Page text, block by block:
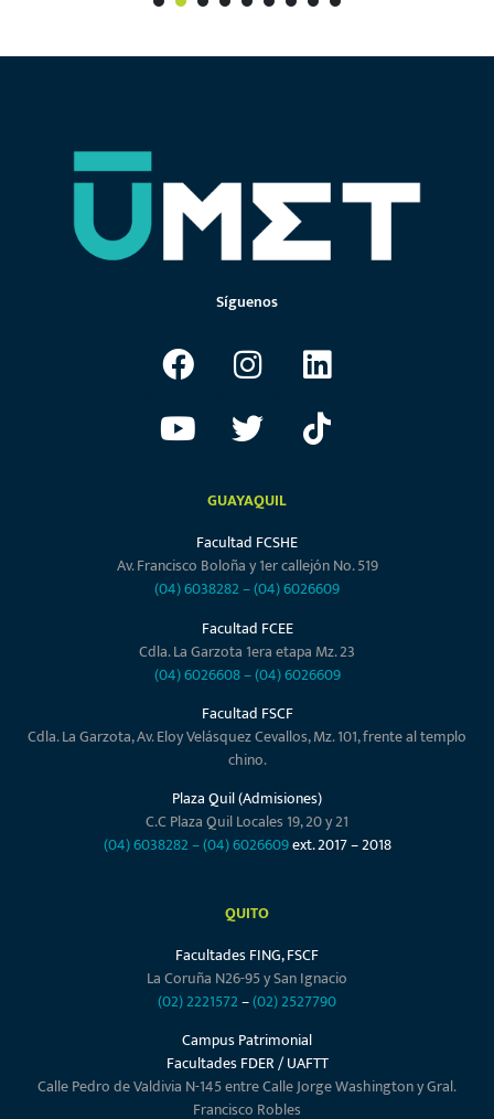
1
Síguenos
GUAYAQUIL
Facultad FCSHE
Av. Francisco Boloña y 1er callejón No. 519
(04) 6038282–(04) 6026609
Facultad FCEE
Cdla. La Garzota 1era etapa Mz. 23
(04) 6026608–(04) 6026609
Facultad FSCF
Cdla. La Garzota, Av. Eloy Velásquez Cevallos, Mz. 101, frente al templo
chino.
Plaza Quil (Admisiones)
C.C Plaza Quil Locales 19, 20 y 21
(04) 6038282–(04) 6026609ext. 2017 – 2018
QUITO
Facultades FING, FSCF
La Coruña N26-95 y San Ignacio
(02) 2221572–(02) 2527790
Campus Patrimonial
Facultades FDER / UAFTT
Calle Pedro de Valdivia N-145 entre Calle Jorge Washington y Gral.
Francisco Robles